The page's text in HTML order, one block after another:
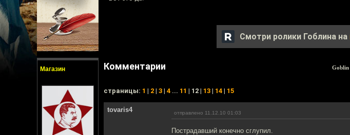
Магазин
Смотри ролики Гоблина на
Комментарии Goblin
cтраницы: 1 | 2 | 3 | 4 ... 11 | 12 | 13 | 14 | 15
tovaris4 отправлено 11.12.10 01:03
Пострадавший конечно сглупил.